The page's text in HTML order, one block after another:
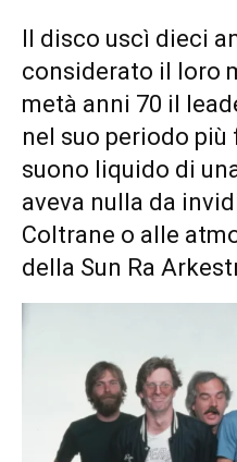
Il disco uscì dieci
considerato il loro
metà anni 70 il
nel suo periodo
suono liquido di
aveva nulla da
Coltrane o alle
della Sun Ra